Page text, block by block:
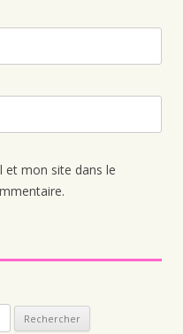
et mon site dans le